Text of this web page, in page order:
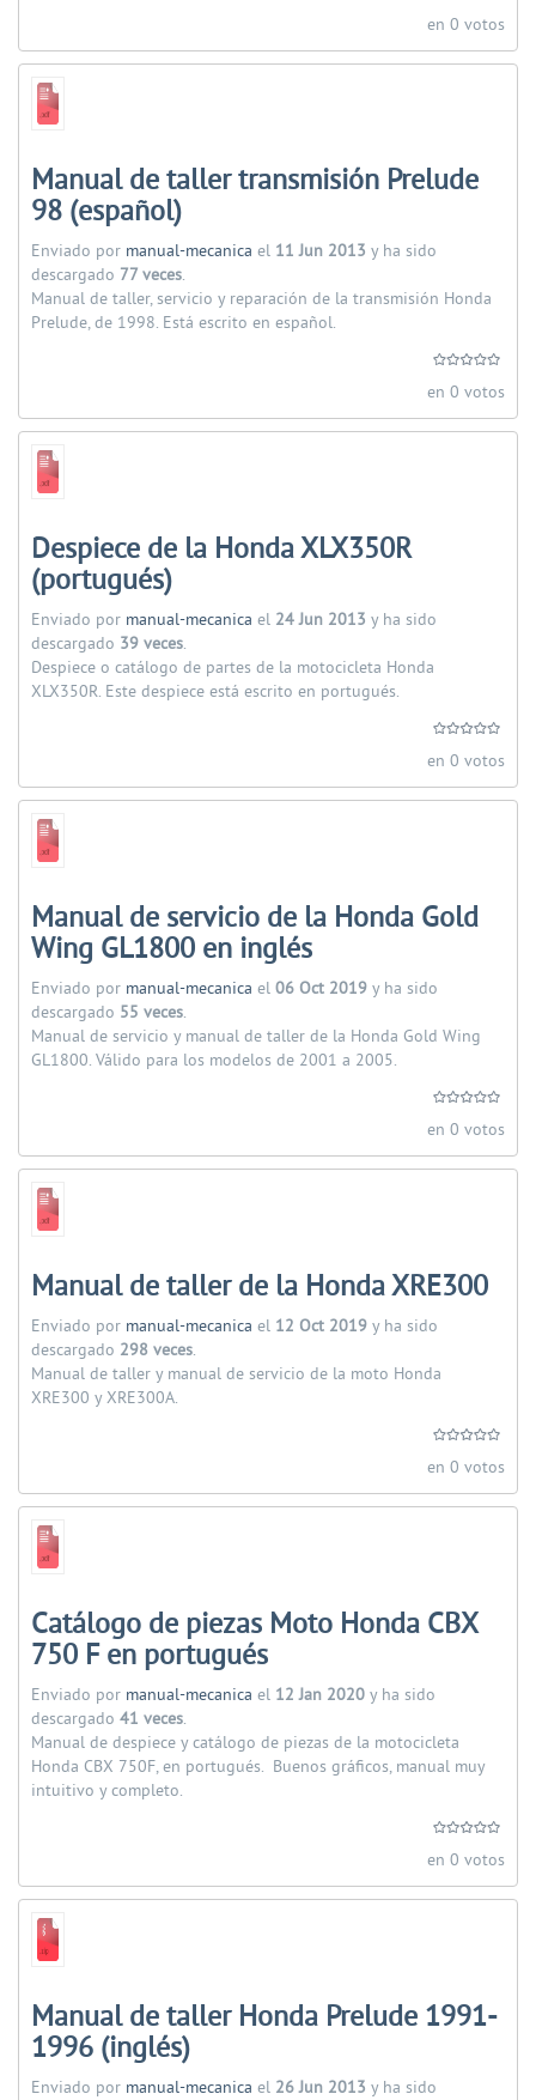
en 0 votos
Manual de taller transmisión Prelude
98 (español)
Enviado por manual-mecanica el 11 Jun 2013 y ha sido
descargado 77 veces.
Manual de taller, servicio y reparación de la transmisión Honda
Prelude, de 1998. Está escrito en español.
en 0 votos
Despiece de la Honda XLX350R
(portugués)
Enviado por manual-mecanica el 24 Jun 2013 y ha sido
descargado 39 veces.
Despiece o catálogo de partes de la motocicleta Honda
XLX350R. Este despiece está escrito en portugués.
en 0 votos
Manual de servicio de la Honda Gold
Wing GL1800 en inglés
Enviado por manual-mecanica el 06 Oct 2019 y ha sido
descargado 55 veces.
Manual de servicio y manual de taller de la Honda Gold Wing
GL1800. Válido para los modelos de 2001 a 2005.
en 0 votos
Manual de taller de la Honda XRE300
Enviado por manual-mecanica el 12 Oct 2019 y ha sido
descargado 298 veces.
Manual de taller y manual de servicio de la moto Honda
XRE300 y XRE300A.
en 0 votos
Catálogo de piezas Moto Honda CBX
750 F en portugués
Enviado por manual-mecanica el 12 Jan 2020 y ha sido
descargado 41 veces.
Manual de despiece y catálogo de piezas de la motocicleta
Honda CBX 750F, en portugués. Buenos gráficos, manual muy
intuitivo y completo.
en 0 votos
Manual de taller Honda Prelude 1991-
1996 (inglés)
Enviado por manual-mecanica el 26 Jun 2013 y ha sido